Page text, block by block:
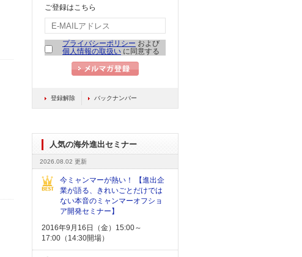
ご登録はこちら
プライバシーポリシー および
個人情報の取扱い に同意する
登録解除 バックナンバー
人気の海外進出セミナー
2026.08.02 更新
今ミャンマーが熱い！ 【進出企
業が語る、きれいごとだけでは
ない本音のミャンマーオフショ
ア開発セミナー】
2016年9月16日（金）15:00～
17:00（14:30開場）